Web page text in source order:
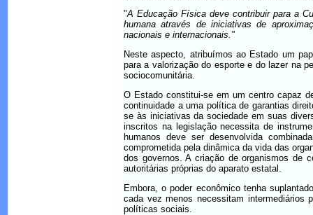
"A Educação Física deve contribuir para a
humana através de iniciativas de
nacionais e internacionais."
Neste aspecto, atribuímos ao Estado um
para a valorização do esporte e do lazer na
sociocomunitária.
O Estado constitui-se em um centro capaz
continuidade a uma política de garantias
se às iniciativas da sociedade em suas
inscritos na legislação necessita de
humanos deve ser desenvolvida
comprometida pela dinâmica da vida das
dos governos. A criação de organismos de
autoritárias próprias do aparato estatal.
Embora, o poder econômico tenha
cada vez menos necessitam intermediários
políticas sociais.